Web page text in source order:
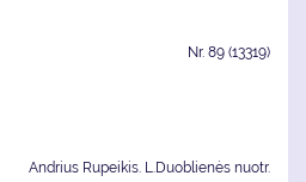
Nr. 89 (13319)
Andrius Rupeikis. L.Duoblienės nuotr.